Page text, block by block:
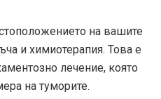
на вашите
и химиотерапия. Това е
лечение, която
на туморите.